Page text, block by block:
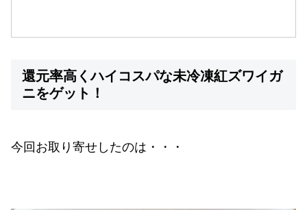
還元率高くハイコスパな未冷凍紅ズワイガ
ニをゲット！
今回お取り寄せしたのは・・・